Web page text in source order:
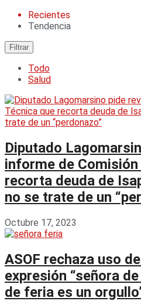
Recientes
Tendencia
Filtrar
Todo
Salud
Diputado
informe de
recorta deuda de
no se trate de un
Octubre 17, 2023
ASOF rechaza uso
expresión “señora
de feria es un